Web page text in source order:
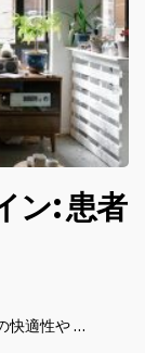
ン: 患者
快適性や …